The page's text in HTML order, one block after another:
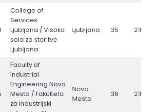
College of
Services
Ljubljana / Visoka
sola za storitve
Ljubljana
Ljubljana 35 21810
Faculty of
Industrial
Engineering Novo
Mesto / Fakulteta
za industrijski
Novo
Mesto
36 21874